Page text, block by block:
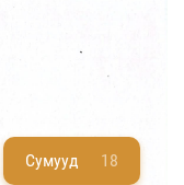
Сумууд 18